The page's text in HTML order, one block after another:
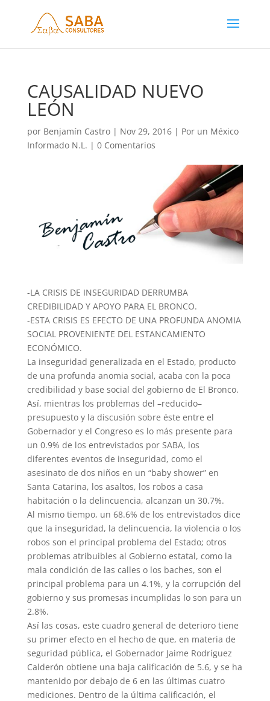
CAUSALIDAD NUEVO
LEÓN
por Benjamín Castro| Nov 29, 2016| Por un México
Informado N.L. | 0 Comentarios
-LA CRISIS DE INSEGURIDAD DERRUMBA
CREDIBILIDAD Y APOYO PARA EL BRONCO.
-ESTA CRISIS ES EFECTO DE UNA PROFUNDA ANOMIA
SOCIAL PROVENIENTE DEL ESTANCAMIENTO
ECONÓMICO.
La inseguridad generalizada en el Estado, producto
de una profunda anomia social, acaba con la poca
credibilidad y base social del gobierno de El Bronco.
Así, mientras los problemas del –reducido–
presupuesto y la discusión sobre éste entre el
Gobernador y el Congreso es lo más presente para
un 0.9% de los entrevistados por SABA, los
diferentes eventos de inseguridad, como el
asesinato de dos niños en un “baby shower” en
Santa Catarina, los asaltos, los robos a casa
habitación o la delincuencia, alcanzan un 30.7%.
Al mismo tiempo, un 68.6% de los entrevistados dice
que la inseguridad, la delincuencia, la violencia o los
robos son el principal problema del Estado; otros
problemas atribuibles al Gobierno estatal, como la
mala condición de las calles o los baches, son el
principal problema para un 4.1%, y la corrupción del
gobierno y sus promesas incumplidas lo son para un
2.8%.
Así las cosas, este cuadro general de deterioro tiene
su primer efecto en el hecho de que, en materia de
seguridad pública, el Gobernador Jaime Rodríguez
Calderón obtiene una baja calificación de 5.6, y se ha
mantenido por debajo de 6 en las últimas cuatro
mediciones. Dentro de la última calificación, el